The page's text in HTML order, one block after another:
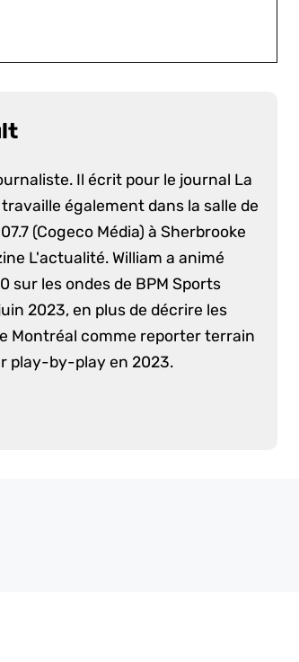
Il écrit pour le journal La
également dans la salle de
(Cogeco Média) à Sherbrooke
L'actualité. William a animé
sur les ondes de BPM Sports
2023, en plus de décrire les
Montréal comme reporter terrain
play-by-play en 2023.